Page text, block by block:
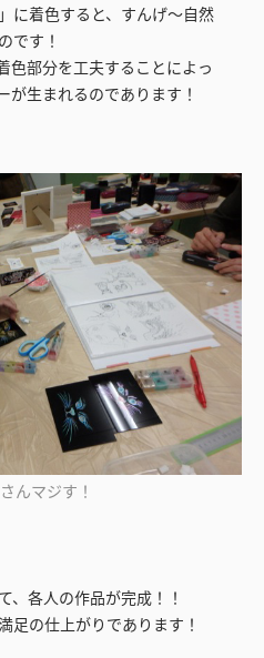
に着色すると、すんげ～自然
です！
色部分を工夫することによっ
が生まれるのであります！
んマジす！
、各人の作品が完成！！
足の仕上がりであります！